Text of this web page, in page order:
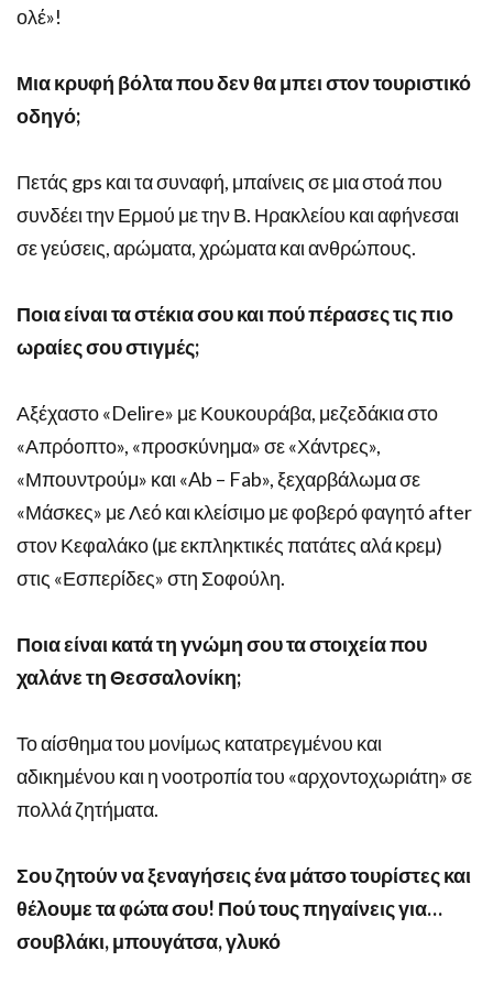
ολέ»!
Μια κρυφή βόλτα που δεν θα μπει στον τουριστικό
οδηγό;
Πετάς gps και τα συναφή, μπαίνεις σε μια στοά που
συνδέει την Ερμού με την Β. Ηρακλείου και αφήνεσαι
σε γεύσεις, αρώματα, χρώματα και ανθρώπους.
Ποια είναι τα στέκια σου και πού πέρασες τις πιο
ωραίες σου στιγμές;
Αξέχαστο «Delire» με Κουκουράβα, μεζεδάκια στο
«Απρόοπτο», «προσκύνημα» σε «Χάντρες»,
«Μπουντρούμ» και «Ab – Fab», ξεχαρβάλωμα σε
«Μάσκες» με Λεό και κλείσιμο με φοβερό φαγητό after
στον Κεφαλάκο (με εκπληκτικές πατάτες αλά κρεμ)
στις «Εσπερίδες» στη Σοφούλη.
Ποια είναι κατά τη γνώμη σου τα στοιχεία που
χαλάνε τη Θεσσαλονίκη;
Το αίσθημα του μονίμως κατατρεγμένου και
αδικημένου και η νοοτροπία του «αρχοντοχωριάτη» σε
πολλά ζητήματα.
Σου ζητούν να ξεναγήσεις ένα μάτσο τουρίστες και
θέλουμε τα φώτα σου! Πού τους πηγαίνεις για…
σουβλάκι, μπουγάτσα, γλυκό